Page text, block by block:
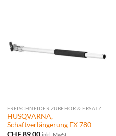
HUSQVARNA,
Schaftverlängerung EX 780
CHF89.00 inkl. MwSt